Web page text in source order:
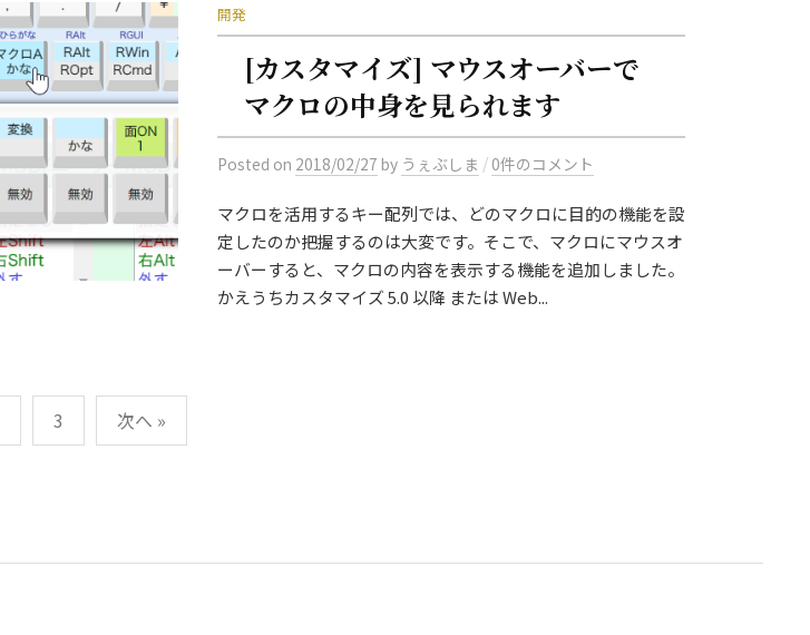
開発
[カスタマイズ] マウスオーバーで
マクロの中身を見られます
Posted on 2018/02/27 by うぇぶしま / 0件のコメント
マクロを活用するキー配列では、どのマクロに目的の機能を設
定したのか把握するのは大変です。そこで、マクロにマウスオ
ーバーすると、マクロの内容を表示する機能を追加しました。
かえうちカスタマイズ 5.0 以降 または Web...
3 次へ »